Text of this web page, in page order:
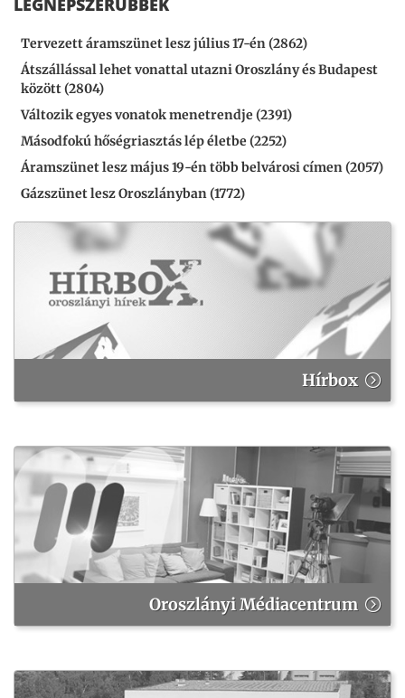
LEGNÉPSZERŰBBEK
Tervezett áramszünet lesz július 17-én (2862)
Átszállással lehet vonattal utazni Oroszlány és Budapest
között (2804)
Változik egyes vonatok menetrendje (2391)
Másodfokú hőségriasztás lép életbe (2252)
Áramszünet lesz május 19-én több belvárosi címen (2057)
Gázszünet lesz Oroszlányban (1772)
Hírbox
Oroszlányi Médiacentrum